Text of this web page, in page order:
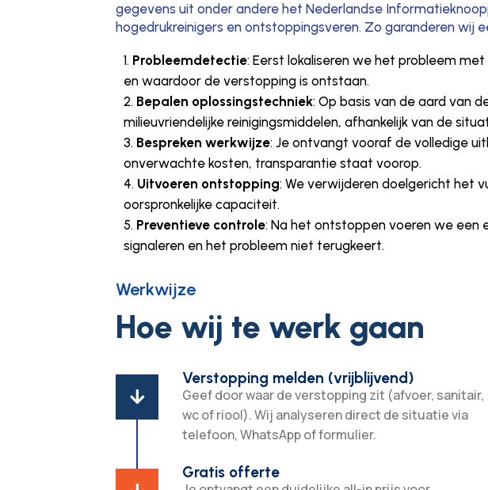
gegevens uit onder andere het Nederlandse
hogedrukreinigers en ontstoppingsveren. Zo garanderen wij
Probleemdetectie: Eerst lokaliseren we het probleem
en waardoor de verstopping is ontstaan.
Bepalen oplossingstechniek: Op basis van de aard van
milieuvriendelijke reinigingsmiddelen, afhankelijk van de
Bespreken werkwijze: Je ontvangt vooraf de volledige
onverwachte kosten, transparantie staat voorop.
Uitvoeren ontstopping: We verwijderen doelgericht het
oorspronkelijke capaciteit.
Preventieve controle: Na het ontstoppen voeren we
signaleren en het probleem niet terugkeert.
Werkwijze
Hoe wij te werk gaan

Verstopping melden (vrijblijvend)
Geef door waar de verstopping zit (afvoer, sanitair,
wc of riool). Wij analyseren direct de situatie via
telefoon, WhatsApp of formulier.
Gratis offerte